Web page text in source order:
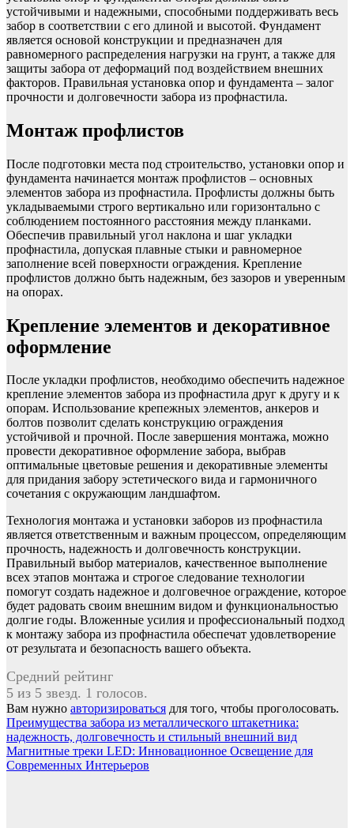
устойчивыми и надежными, способными поддерживать весь
забор в соответствии с его длиной и высотой. Фундамент
является основой конструкции и предназначен для
равномерного распределения нагрузки на грунт, а также для
защиты забора от деформаций под воздействием внешних
факторов. Правильная установка опор и фундамента – залог
прочности и долговечности забора из профнастила.
Монтаж профлистов
После подготовки места под строительство, установки опор и
фундамента начинается монтаж профлистов – основных
элементов забора из профнастила. Профлисты должны быть
укладываемыми строго вертикально или горизонтально с
соблюдением постоянного расстояния между планками.
Обеспечив правильный угол наклона и шаг укладки
профнастила, допуская плавные стыки и равномерное
заполнение всей поверхности ограждения. Крепление
профлистов должно быть надежным, без зазоров и уверенным
на опорах.
Крепление элементов и декоративное
оформление
После укладки профлистов, необходимо обеспечить надежное
крепление элементов забора из профнастила друг к другу и к
опорам. Использование крепежных элементов, анкеров и
болтов позволит сделать конструкцию ограждения
устойчивой и прочной. После завершения монтажа, можно
провести декоративное оформление забора, выбрав
оптимальные цветовые решения и декоративные элементы
для придания забору эстетического вида и гармоничного
сочетания с окружающим ландшафтом.
Технология монтажа и установки заборов из профнастила
является ответственным и важным процессом, определяющим
прочность, надежность и долговечность конструкции.
Правильный выбор материалов, качественное выполнение
всех этапов монтажа и строгое следование технологии
помогут создать надежное и долговечное ограждение, которое
будет радовать своим внешним видом и функциональностью
долгие годы. Вложенные усилия и профессиональный подход
к монтажу забора из профнастила обеспечат удовлетворение
от результата и безопасность вашего объекта.
Средний рейтинг
5 из 5 звезд. 1 голосов.
Вам нужно авторизироваться для того, чтобы проголосовать.
Навигация
по
записям
Преимущества забора из металлического штакетника:
надежность, долговечность и стильный внешний вид
Магнитные треки LED: Инновационное Освещение для
Современных Интерьеров